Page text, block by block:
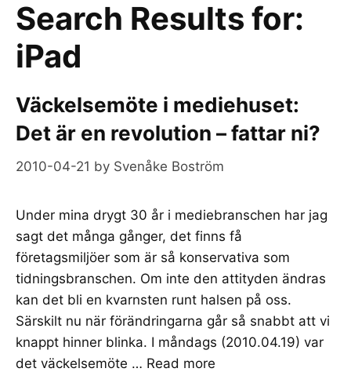
Search Results for:
iPad
Väckelsemöte i mediehuset:
Det är en revolution – fattar ni?
2010-04-21 by Svenåke Boström
Under mina drygt 30 år i mediebranschen har jag
sagt det många gånger, det finns få
företagsmiljöer som är så konservativa som
tidningsbranschen. Om inte den attityden ändras
kan det bli en kvarnsten runt halsen på oss.
Särskilt nu när förändringarna går så snabbt att vi
knappt hinner blinka. I måndags (2010.04.19) var
det väckelsemöte … Read more